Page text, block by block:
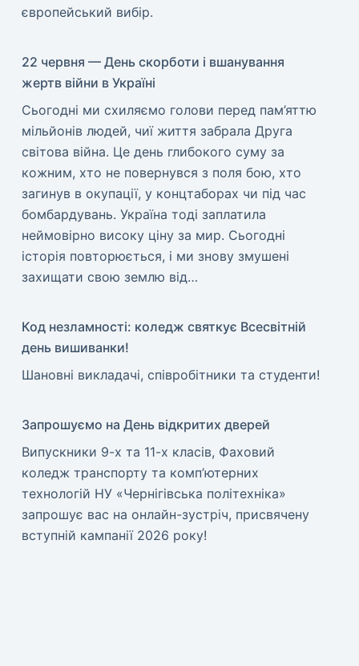
європейський вибір.
22 червня — День скорботи і вшанування
жертв війни в Україні
​Сьогодні ми схиляємо голови перед пам’яттю
мільйонів людей, чиї життя забрала Друга
світова війна. Це день глибокого суму за
кожним, хто не повернувся з поля бою, хто
загинув в окупації, у концтаборах чи під час
бомбардувань. Україна тоді заплатила
неймовірно високу ціну за мир. ​Сьогодні
історія повторюється, і ми знову змушені
захищати свою землю від…
Код незламності: коледж святкує Всесвітній
день вишиванки!
​Шановні викладачі, співробітники та студенти!
Запрошуємо на День відкритих дверей
Випускники 9-х та 11-х класів, Фаховий
коледж транспорту та комп’ютерних
технологій НУ «Чернігівська політехніка»
запрошує вас на онлайн-зустріч, присвячену
вступній кампанії 2026 року!